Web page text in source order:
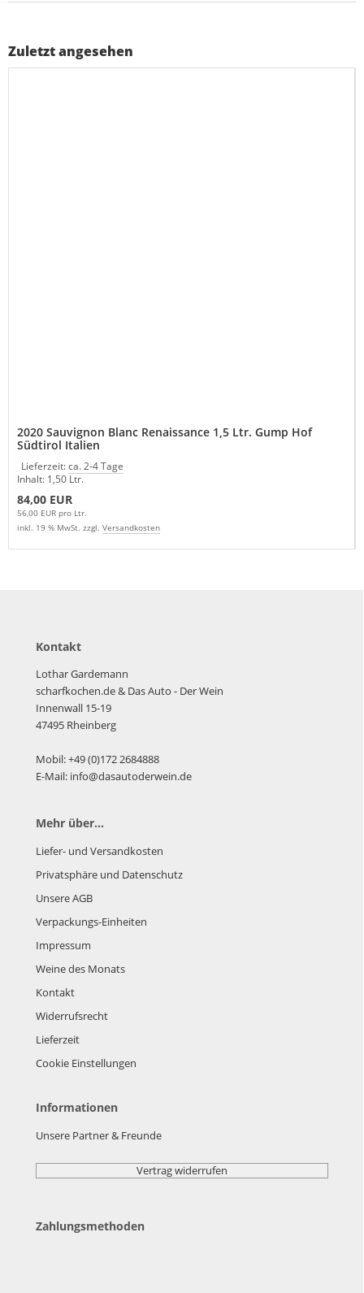
Zuletzt angesehen
2020 Sauvignon Blanc Renaissance 1,5 Ltr. Gump Hof
Südtirol Italien
Lieferzeit:ca. 2-4 Tage
Inhalt: 1,50 Ltr.
84,00 EUR
56,00 EUR pro Ltr.
inkl. 19 % MwSt. zzgl. Versandkosten
Kontakt
Lothar Gardemann
scharfkochen.de& Das Auto - Der Wein
Innenwall 15-19
47495 Rheinberg
Mobil: +49 (0)172 2684888
E-Mail: info@dasautoderwein.de
Mehr über...
Liefer- und Versandkosten
Privatsphäre und Datenschutz
Unsere AGB
Verpackungs-Einheiten
Impressum
Weine des Monats
Kontakt
Widerrufsrecht
Lieferzeit
Cookie Einstellungen
Informationen
Unsere Partner & Freunde
Vertrag widerrufen
Zahlungsmethoden